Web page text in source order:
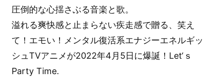
圧倒的な心揺さぶる音楽と歌。
溢れる爽快感と止まらない疾走感で贈る、笑え
て！エモい！メンタル復活系エナジーエネルギッ
シュTVアニメが2022年4月5日に爆誕！Let‘ｓ
Party Time.